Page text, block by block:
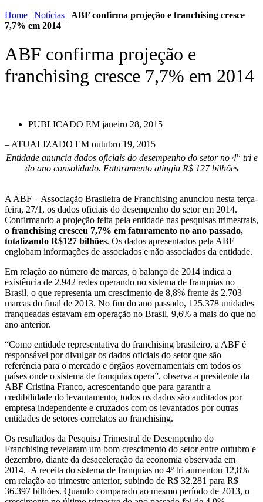
Home | Notícias | ABF confirma projeção e franchising cresce
7,7% em 2014
ABF confirma projeção e
franchising cresce 7,7% em 2014
PUBLICADO EM janeiro 28, 2015
– ATUALIZADO EM outubro 19, 2015
Entidade anuncia dados oficiais do desempenho do setor no 4o tri e
do ano consolidado. Faturamento atingiu R$ 127 bilhões
A ABF – Associação Brasileira de Franchising anunciou nesta terça-
feira, 27/1, os dados oficiais do desempenho do setor em 2014.
Confirmando a projeção feita pela entidade nas pesquisas trimestrais,
o franchising cresceu 7,7% em faturamento no ano passado,
totalizando R$127 bilhões. Os dados apresentados pela ABF
englobam informações de associados e não associados da entidade.
Em relação ao número de marcas, o balanço de 2014 indica a
existência de 2.942 redes operando no sistema de franquias no
Brasil, o que representa um crescimento de 8,8% frente às 2.703
marcas do final de 2013. No fim do ano passado, 125.378 unidades
franqueadas estavam em operação no Brasil, 9,6% a mais do que no
ano anterior.
“Como entidade representativa do franchising brasileiro, a ABF é
responsável por divulgar os dados oficiais do setor que são
referência para o mercado e órgãos governamentais em todos os
países onde o sistema de franquias opera”, observa a presidente da
ABF Cristina Franco, acrescentando que para garantir a
credibilidade do levantamento, todos os dados são auditados por
empresa independente e cruzados com os levantados por outras
entidades de setores correlatos ao franchising.
Os resultados da Pesquisa Trimestral de Desempenho do
Franchising revelaram um bom crescimento do setor entre outubro e
dezembro, diante da desaceleração da economia observada em
2014. A receita do sistema de franquias no 4º tri aumentou 12,8%
em relação ao trimestre anterior, subindo de R$ 32.281 para R$
36.397 bilhões. Quando comparado ao mesmo período de 2013, o